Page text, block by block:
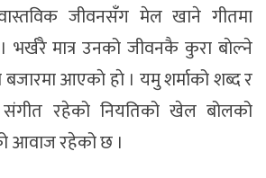
जीवनसँग मेल खाने गीतमा
मात्र उनको जीवनकै कुरा बाेल्ने
आएकाे हाे । यमु शर्माको शब्द र
संगीत रहेको नियतिको खेल बोलको
आवाज रहेको छ ।